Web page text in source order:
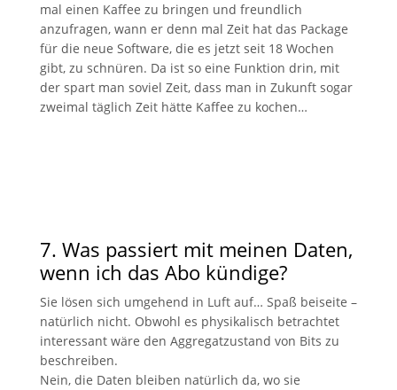
mal einen Kaffee zu bringen und freundlich
anzufragen, wann er denn mal Zeit hat das Package
für die neue Software, die es jetzt seit 18 Wochen
gibt, zu schnüren. Da ist so eine Funktion drin, mit
der spart man soviel Zeit, dass man in Zukunft sogar
zweimal täglich Zeit hätte Kaffee zu kochen…
7. Was passiert mit meinen Daten,
wenn ich das Abo kündige?
Sie lösen sich umgehend in Luft auf… Spaß beiseite –
natürlich nicht. Obwohl es physikalisch betrachtet
interessant wäre den Aggregatzustand von Bits zu
beschreiben.
Nein, die Daten bleiben natürlich da, wo sie